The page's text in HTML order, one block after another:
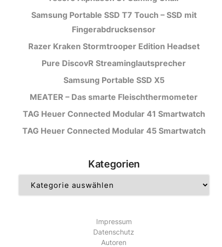
Samsung Portable SSD T7 Touch – SSD mit
Fingerabdrucksensor
Razer Kraken Stormtrooper Edition Headset
Pure DiscovR Streaminglautsprecher
Samsung Portable SSD X5
MEATER – Das smarte Fleischthermometer
TAG Heuer Connected Modular 41 Smartwatch
TAG Heuer Connected Modular 45 Smartwatch
Kategorien
Impressum
Datenschutz
Autoren